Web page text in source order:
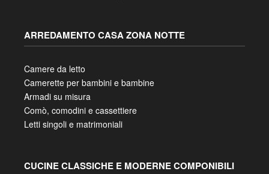
ARREDAMENTO CASA ZONA NOTTE
Camere da letto
Camerette per bambini e bambine
Armadi su misura
Comò, comodini e cassettiere
Letti singoli e matrimoniali
CUCINE CLASSICHE E MODERNE COMPONIBILI